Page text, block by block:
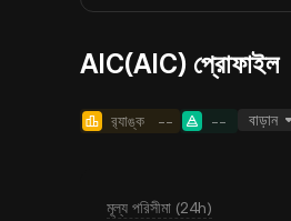
AIC(AIC) প্রোফাইল
র‍্যাঙ্ক -- -- বাড়ান
মূল্য পরিসীমা (24h)